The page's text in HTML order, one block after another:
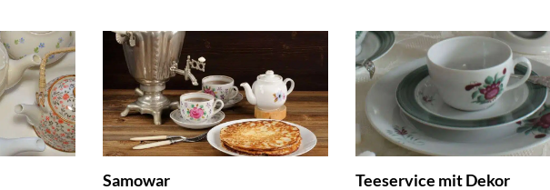
Samowar
Teeservice mit Dekor